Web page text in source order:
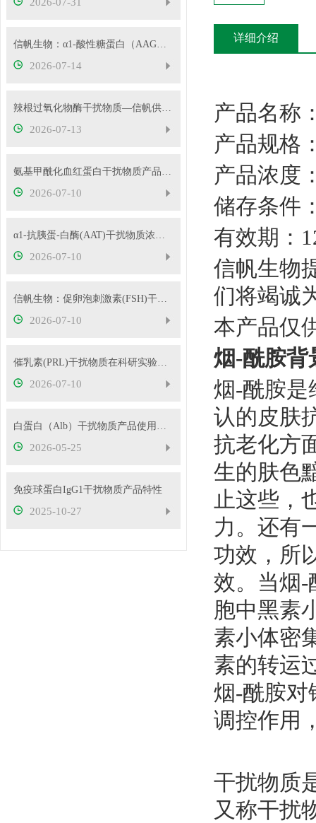
信帆生物：α1-酸性糖蛋白（AAG）干扰物质使用说明
2026-07-14
辣根过氧化物酶干扰物质—信帆供应多种浓度
2026-07-13
氨基甲酰化血红蛋白干扰物质产品使用方法
2026-07-10
α1-抗胰蛋-白酶(AAT)干扰物质浓度可根据客户要求定制
2026-07-10
信帆生物：促卵泡刺激素(FSH)干扰物质使用方法
2026-07-10
催乳素(PRL)干扰物质在科研实验中的应用——南京信帆技术有限公司产品概述
2026-07-10
白蛋白（Alb）干扰物质产品使用方法
2026-05-25
免疫球蛋白IgG1干扰物质产品特性
2025-10-27
详细介绍
产品名称
产品规格
产品浓度
储存条件
有效期：
信帆生物
们将竭诚
本产品仅
烟-酰胺背
烟-酰胺是
认的皮肤
抗老化方
生的肤色
止这些，
力。还有
功效，所
效。当烟-
胞中黑素
素小体密
素的转运
烟-酰胺对
调控作用
干扰物质
又称干扰